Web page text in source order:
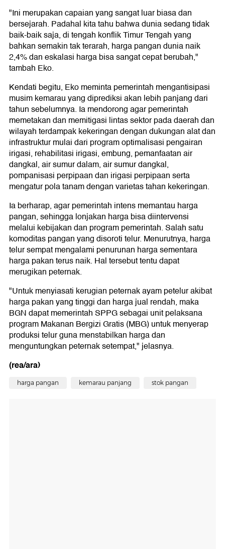
"Ini merupakan capaian yang sangat luar biasa dan
bersejarah. Padahal kita tahu bahwa dunia sedang tidak
baik-baik saja, di tengah konflik Timur Tengah yang
bahkan semakin tak terarah, harga pangan dunia naik
2,4% dan eskalasi harga bisa sangat cepat berubah,"
tambah Eko.
Kendati begitu, Eko meminta pemerintah mengantisipasi
musim kemarau yang diprediksi akan lebih panjang dari
tahun sebelumnya. Ia mendorong agar pemerintah
memetakan dan memitigasi lintas sektor pada daerah dan
wilayah terdampak kekeringan dengan dukungan alat dan
infrastruktur mulai dari program optimalisasi pengairan
irigasi, rehabilitasi irigasi, embung, pemanfaatan air
dangkal, air sumur dalam, air sumur dangkal,
pompanisasi perpipaan dan irigasi perpipaan serta
mengatur pola tanam dengan varietas tahan kekeringan.
Ia berharap, agar pemerintah intens memantau harga
pangan, sehingga lonjakan harga bisa diintervensi
melalui kebijakan dan program pemerintah. Salah satu
komoditas pangan yang disoroti telur. Menurutnya, harga
telur sempat mengalami penurunan harga sementara
harga pakan terus naik. Hal tersebut tentu dapat
merugikan peternak.
"Untuk menyiasati kerugian peternak ayam petelur akibat
harga pakan yang tinggi dan harga jual rendah, maka
BGN dapat memerintah SPPG sebagai unit pelaksana
program Makanan Bergizi Gratis (MBG) untuk menyerap
produksi telur guna menstabilkan harga dan
menguntungkan peternak setempat," jelasnya.
(rea/ara)
harga pangan kemarau panjang stok pangan